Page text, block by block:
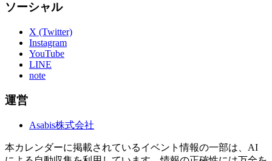
ソーシャル
X (Twitter)
Instagram
YouTube
LINE
note
運営
Asabis株式会社
本カレンダーに掲載されているイベント情報の一部は、AI